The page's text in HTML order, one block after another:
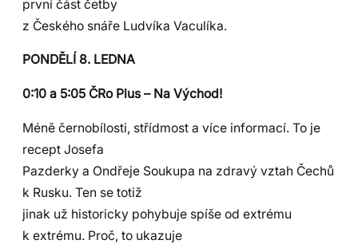
první část četby
z Českého snáře Ludvíka Vaculíka.
PONDĚLÍ 8. LEDNA
0:10 a 5:05 ČRo Plus – Na Východ!
Méně černobílosti, střídmost a více informací. To je
recept Josefa
Pazderky a Ondřeje Soukupa na zdravý vztah Čechů
k Rusku. Ten se totiž
jinak už historicky pohybuje spíše od extrému
k extrému. Proč, to ukazuje